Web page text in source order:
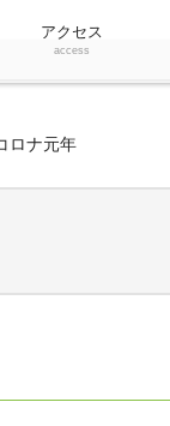
アクセス
access
ロナ元年